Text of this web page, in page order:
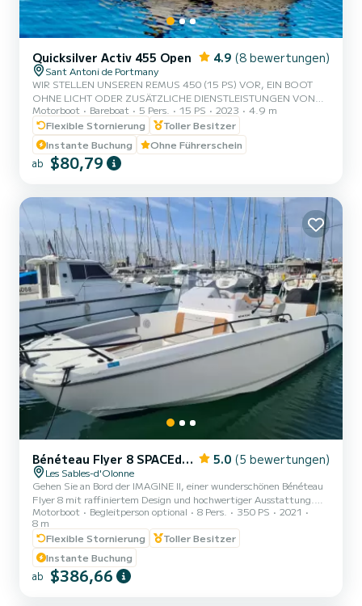
Quicksilver Activ 455 Open 4.9 (8 bewertungen)
Sant Antoni de Portmany
WIR STELLEN UNSEREN REMUS 450 (15 PS) VOR, EIN BOOT
OHNE LICHT ODER ZUSÄTZLICHE DIENSTLEISTUNGEN VON
EINEM SKIPPER, MIT PLATZ FÜR 5 PERSONEN. IN UNSEREM
MIETANGEBOT SIND GRATIS PADDLE-SURFEN UND
SCHNORCHEL-MASKEN ENTHALTEN. MIT DIESEM BOOT WIRST
DU EIN UNVERGESSLICHES ERLEBNIS AUF DER INSEL IBIZA
ERLEBEN. **PROMOTION FÜR PAARE, FRAGE NACH DEINEM
SKIPPER. • PLATZ FÜR 5 PERSONEN....
Motorboot Bareboat 5 Pers. 15 PS 2023
4.9 m
Flexible Stornierung
Toller Besitzer
Instante Buchung
Ohne Führerschein
ab $80,79
Bénéteau Flyer 8 SPACEdeck 5.0 (5 bewertungen)
Les Sables-d'Olonne
Gehen Sie an Bord der IMAGINE II, einer wunderschönen Bénéteau
Flyer 8 mit raffiniertem Design und hochwertiger Ausstattung.
Mit ihrem Teakholzdeck, den großzügigen Wohnbereichen im Bug
und Heck, dem komfortablen Bolster, der funktionalen Küchenzeile
und dem gemütlichen Salon ist diese Yacht so konzipiert, dass sie
Spaß und Komfort miteinander verbindet. Die IMAGINE II wird von
einem leistungsstarken 350 PS Mercury L6-Motor angetrieben
und garantiert Ihnen dynamische und sichere Fahrten. Am Zie...
Motorboot Begleitperson optional 8 Pers. 350 PS
2021
8 m
Flexible Stornierung
Toller Besitzer
Instante Buchung
ab $386,66